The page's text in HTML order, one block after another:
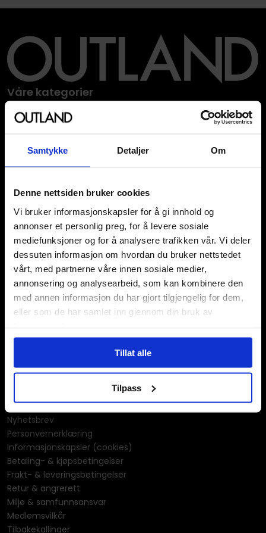
Samtykke Detaljer Om
Denne nettsiden bruker cookies
Vi bruker informasjonskapsler for å gi innhold og
annonser et personlig preg, for å levere sosiale
mediefunksjoner og for å analysere trafikken vår. Vi deler
dessuten informasjon om hvordan du bruker nettstedet
vårt, med partnerne våre innen sosiale medier,
annonsering og analysearbeid, som kan kombinere den
med annen informasjon du har gjort tilgjengelig for dem,
eller som de har samlet inn gjennom din bruk av
Tillat alle
Tilpass
Våre kategorier
Brettspill
Bøker
Hobby & fritid
Klær
KPOP & musikk
LEGO
Manga
Merchandise & effekter
Miniatyrspill
Puslespill
Rollespill
Tegne- og maleutstyr
Tegneserier
Univers & merkevarer
Kontakt oss
Gavekort
Nyhetsbrev
Personvernerklæring
Informasjonskapsler (cookies)
Betaling- & kjøpsbetingelser
Frakt- & leveringsbetingelser
Retur & angrerett
Miljø & samfunnsansvar
Medlemsvilkår
Tilbakekallinger